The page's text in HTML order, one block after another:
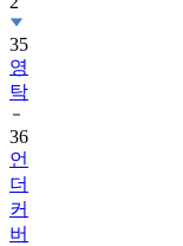
35
영
탁
36
언
더
커
버